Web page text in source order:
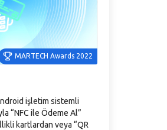
MARTECH Awards 2022
işletim sistemli
“NFC ile Ödeme Al”
kartlardan veya “QR